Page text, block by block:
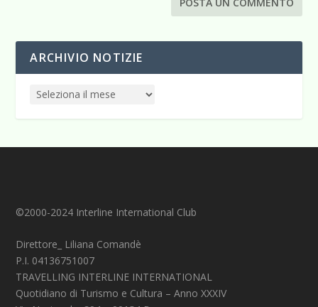
ARCHIVIO NOTIZIE
©2000-2024 Interline International Club
Direttore_ Liliana Comandè
P.I. 04136751007
TRAVELLING INTERLINE INTERNATIONAL
Quotidiano di Turismo e Cultura – Anno XXXIV